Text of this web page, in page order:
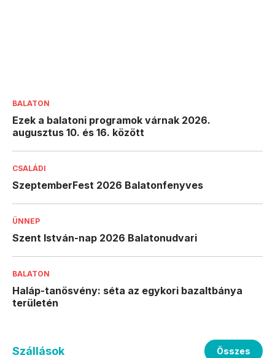
BALATON
Ezek a balatoni programok várnak 2026.
augusztus 10. és 16. között
CSALÁDI
SzeptemberFest 2026 Balatonfenyves
ÜNNEP
Szent István-nap 2026 Balatonudvari
BALATON
Haláp-tanösvény: séta az egykori bazaltbánya
területén
Szállások Összes